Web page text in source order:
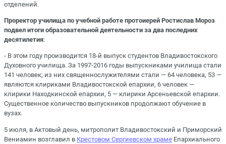
отделений.
Проректор училища по учебной работе протоиерей Ростислав Мороз
подвел итоги образовательной деятельности за два последних
десятилетия:
- В этом году производится 18-й выпуск студентов Владивостокского
Духовного училища. За 1997-2016 годы выпускниками училища стали
141 человек; из них священнослужителями стали — 64 человека, 53 —
являются клириками Владивостокской епархии, 6 человек —
клирики Находкинской епархии, 5 — клирики Арсеньевской епархии.
Существенное количество выпускников продолжают обучение в
вузах.
5 июля, в Актовый день, митрополит Владивостокский и Приморский
Вениамин возглавил в Крестовом Сергиевском храме Епархиального